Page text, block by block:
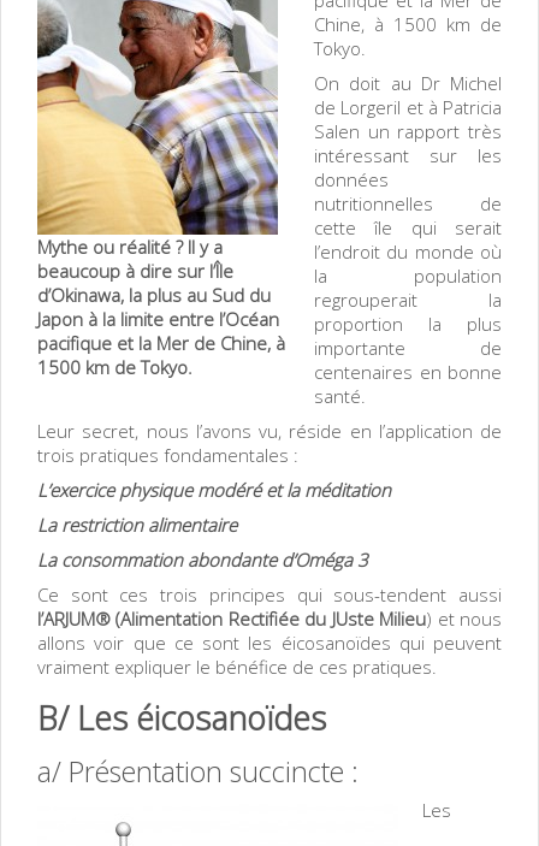
Mythe ou réalité ? Il y a
beaucoup à dire sur l’Île
d’Okinawa, la plus au Sud du
Japon à la limite entre l’Océan
pacifique et la Mer de Chine, à
1500 km de Tokyo.
Chine, à 1500 km de
Tokyo.
On doit au Dr Michel
de Lorgeril et à Patricia
Salen un rapport très
intéressant sur les
données
nutritionnelles de
cette île qui serait
l’endroit du monde où
la population
regrouperait la
proportion la plus
importante de
centenaires en bonne
santé.
Leur secret, nous l’avons vu, réside en l’application de
trois pratiques fondamentales :
L’exercice physique modéré et la méditation
La restriction alimentaire
La consommation abondante d’Oméga 3
Ce sont ces trois principes qui sous-tendent aussi
l’ARJUM® (Alimentation Rectifiée du JUste Milieu) et nous
allons voir que ce sont les éicosanoïdes qui peuvent
vraiment expliquer le bénéfice de ces pratiques.
B/ Les éicosanoïdes
a/ Présentation succincte :
Les